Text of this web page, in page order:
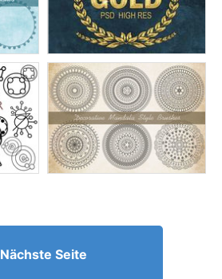
Nächste Seite